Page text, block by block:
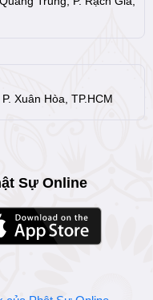
Xuân Hòa, TP.HCM
Sự Online